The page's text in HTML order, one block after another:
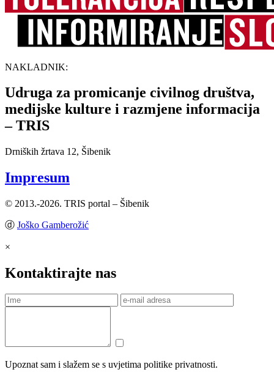
NAKLADNIK:
Udruga za promicanje civilnog društva,
medijske kulture i razmjene informacija
– TRIS
Drniških žrtava 12, Šibenik
Impresum
© 2013.-2026. TRIS portal – Šibenik
ⓓ Joško Gamberožić
×
Kontaktirajte nas
Upoznat sam i slažem se s uvjetima politike privatnosti.